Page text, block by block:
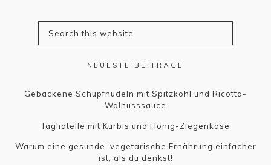
NEUESTE BEITRÄGE
Gebackene Schupfnudeln mit Spitzkohl und Ricotta-
Walnusssauce
Tagliatelle mit Kürbis und Honig-Ziegenkäse
Warum eine gesunde, vegetarische Ernährung einfacher
ist, als du denkst!